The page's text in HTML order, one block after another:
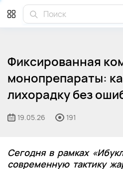
Фиксированная
монопрепараты:
лихорадку без
19.05.26 191
Сегодня в рамках
современную тактику